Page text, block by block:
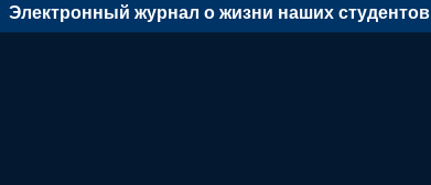
Электронный журнал о жизни наших студентов